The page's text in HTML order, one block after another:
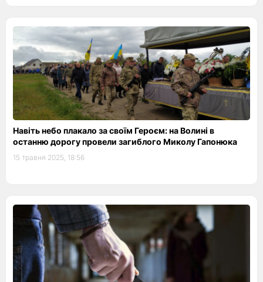
Навіть небо плакало за своїм Героєм: на Волині в
останню дорогу провели загиблого Миколу Гапонюка
15 травня 2025, 18:56